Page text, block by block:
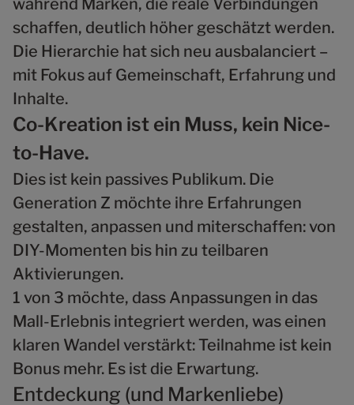
während Marken, die reale Verbindungen
schaffen, deutlich höher geschätzt werden.
Die Hierarchie hat sich neu ausbalanciert –
mit Fokus auf Gemeinschaft, Erfahrung und
Inhalte.
Co-Kreation ist ein Muss, kein Nice-
to-Have.
Dies ist kein passives Publikum. Die
Generation Z möchte ihre Erfahrungen
gestalten, anpassen und miterschaffen: von
DIY-Momenten bis hin zu teilbaren
Aktivierungen.
1 von 3 möchte, dass Anpassungen in das
Mall-Erlebnis integriert werden, was einen
klaren Wandel verstärkt: Teilnahme ist kein
Bonus mehr. Es ist die Erwartung.
Entdeckung (und Markenliebe)